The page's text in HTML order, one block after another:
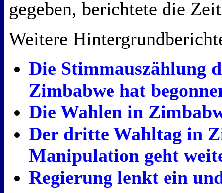
gegeben, berichtete die
Weitere
Die Stimmauszählung
Zimbabwe hat
Die Wahlen in
Der dritte Wahltag in
Manipulation geht
Regierung lenkt ein